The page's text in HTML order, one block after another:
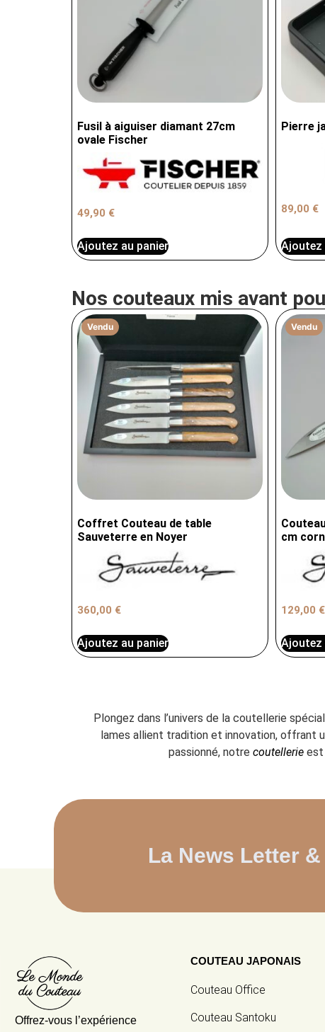
Fusil à aiguiser diamant 27cm
ovale Fischer
49,90 €
Ajoutez au panier
Pierre
89,00 €
Ajoutez
Nos couteaux mis avant
Vendu
Coffret Couteau de table
Sauveterre en Noyer
360,00 €
Ajoutez au panier
Vendu
cm
129,00 €
Ajoutez
Plongez dans l’univers de la coutellerie
lames allient tradition et innovation, offrant
passionné, notre coutellerieest
La News Letter
Offrez-vous l’expérience
COUTEAU JAPONAIS
Couteau Office
Couteau Santoku